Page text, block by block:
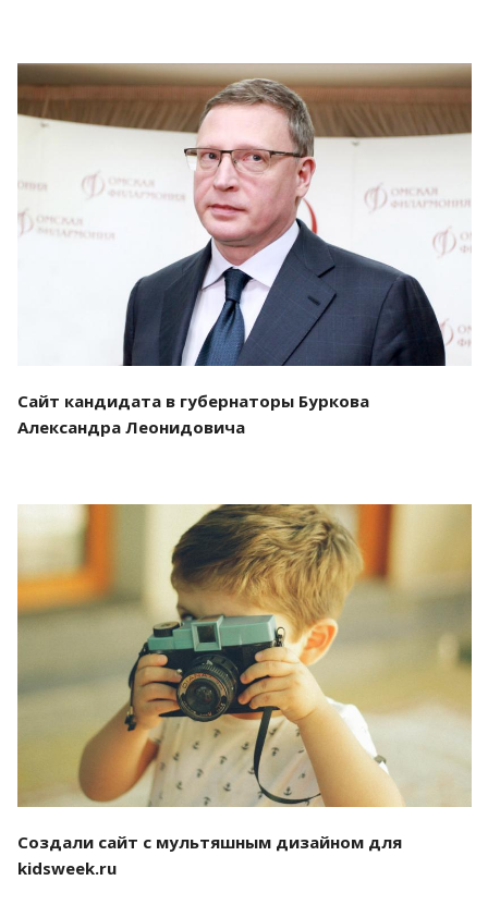
Смотреть проект
Сайт кандидата в губернаторы Буркова
Александра Леонидовича
Смотреть проект
Создали сайт с мультяшным дизайном для
kidsweek.ru